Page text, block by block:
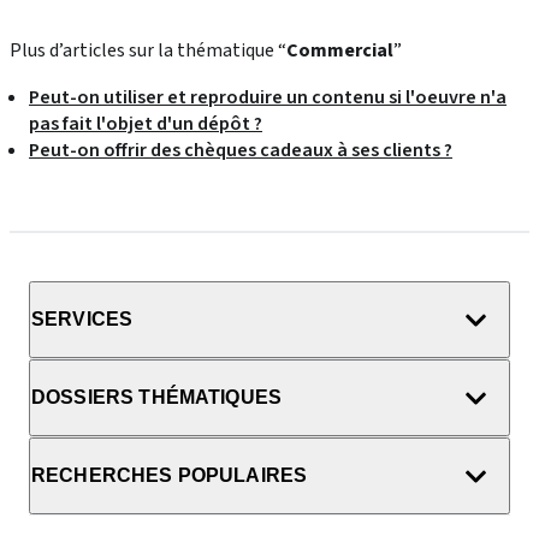
Plus d’articles sur la thématique “Commercial”
Peut-on utiliser et reproduire un contenu si l'oeuvre n'a
pas fait l'objet d'un dépôt ?
Peut-on offrir des chèques cadeaux à ses clients ?
SERVICES
DOSSIERS THÉMATIQUES
RECHERCHES POPULAIRES